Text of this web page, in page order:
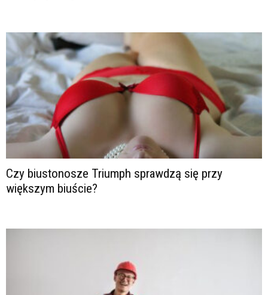
Czy biustonosze Triumph sprawdzą się przy
większym biuście?